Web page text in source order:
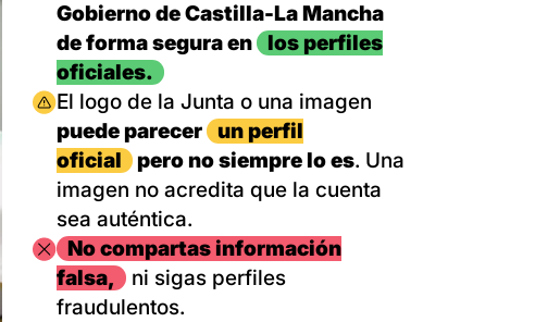
Gobierno de Castilla-La Mancha
de forma segura en
los perfiles
oficiales.
Imagen
El logo de la Junta o una imagen
puede parecer
un perfil
oficial
pero no siempre lo es. Una
imagen no acredita que la cuenta
sea auténtica.
ImagenNo compartas información
falsa,
ni sigas perfiles
fraudulentos.